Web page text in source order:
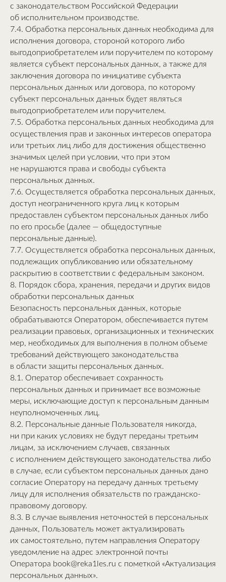
с законодательством Российской Федерации
об исполнительном производстве.
7.4. Обработка персональных данных необходима для
исполнения договора, стороной которого либо
выгодоприобретателем или поручителем по которому
является субъект персональных данных, а также для
заключения договора по инициативе субъекта
персональных данных или договора, по которому
субъект персональных данных будет являться
выгодоприобретателем или поручителем.
7.5. Обработка персональных данных необходима для
осуществления прав и законных интересов оператора
или третьих лиц либо для достижения общественно
значимых целей при условии, что при этом
не нарушаются права и свободы субъекта
персональных данных.
7.6. Осуществляется обработка персональных данных,
доступ неограниченного круга лиц к которым
предоставлен субъектом персональных данных либо
по его просьбе (далее — общедоступные
персональные данные).
7.7. Осуществляется обработка персональных данных,
подлежащих опубликованию или обязательному
раскрытию в соответствии с федеральным законом.
8. Порядок сбора, хранения, передачи и других видов
обработки персональных данных
Безопасность персональных данных, которые
обрабатываются Оператором, обеспечивается путем
реализации правовых, организационных и технических
мер, необходимых для выполнения в полном объеме
требований действующего законодательства
в области защиты персональных данных.
8.1. Оператор обеспечивает сохранность
персональных данных и принимает все возможные
меры, исключающие доступ к персональным данным
неуполномоченных лиц.
8.2. Персональные данные Пользователя никогда,
ни при каких условиях не будут переданы третьим
лицам, за исключением случаев, связанных
с исполнением действующего законодательства либо
в случае, если субъектом персональных данных дано
согласие Оператору на передачу данных третьему
лицу для исполнения обязательств по гражданско-
правовому договору.
8.3. В случае выявления неточностей в персональных
данных, Пользователь может актуализировать
их самостоятельно, путем направления Оператору
уведомление на адрес электронной почты
Оператора book@reka1les.ru с пометкой «Актуализация
персональных данных».